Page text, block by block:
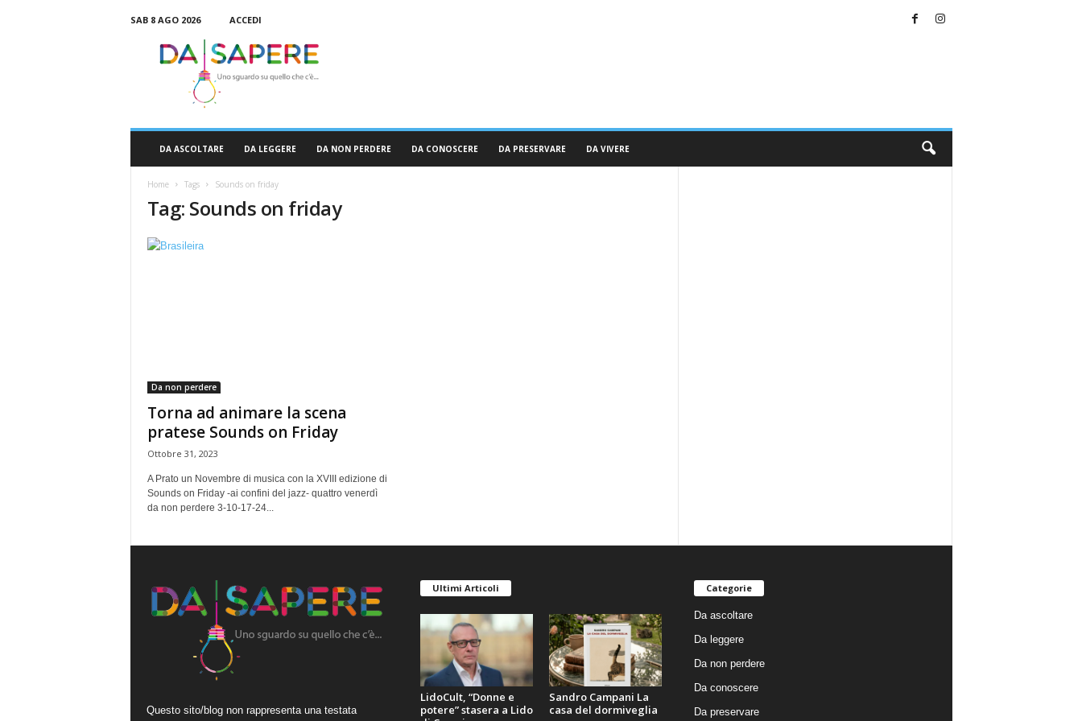
SAB 8 AGO 2026
ACCEDI
DA ASCOLTARE DA LEGGERE DA NON PERDERE DA CONOSCERE DA PRESERVARE DA VIVERE
Home Tags Sounds on friday
Tag: Sounds on friday
Da non perdere
Torna ad animare la scena
pratese Sounds on Friday
Ottobre 31, 2023
A Prato un Novembre di musica con la XVIII edizione di
Sounds on Friday -ai confini del jazz- quattro venerdì
da non perdere 3-10-17-24...
Questo sito/blog non rappresenta una testata
Ultimi Articoli
LidoCult, “Donne e
potere” stasera a Lido
Sandro Campani La
casa del dormiveglia
Categorie
Da ascoltare
Da leggere
Da non perdere
Da conoscere
Da preservare